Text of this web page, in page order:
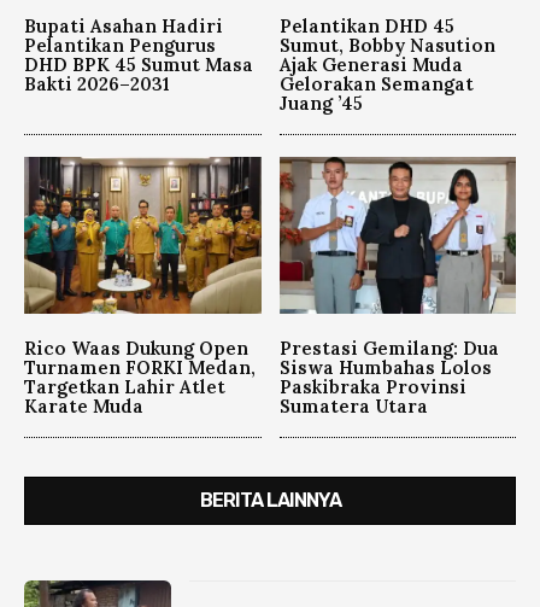
Bupati Asahan Hadiri
Pelantikan Pengurus
DHD BPK 45 Sumut Masa
Bakti 2026–2031
Pelantikan DHD 45
Sumut, Bobby Nasution
Ajak Generasi Muda
Gelorakan Semangat
Juang ’45
Rico Waas Dukung Open
Turnamen FORKI Medan,
Targetkan Lahir Atlet
Karate Muda
Prestasi Gemilang: Dua
Siswa Humbahas Lolos
Paskibraka Provinsi
Sumatera Utara
BERITA LAINNYA